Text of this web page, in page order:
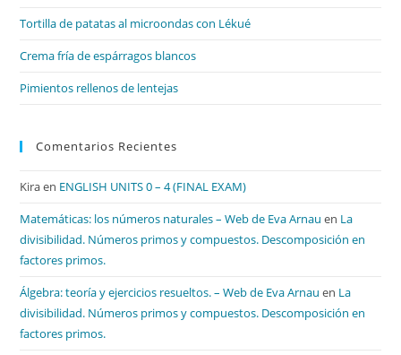
Tortilla de patatas al microondas con Lékué
Crema fría de espárragos blancos
Pimientos rellenos de lentejas
Comentarios Recientes
Kiraen ENGLISH UNITS 0 – 4 (FINAL EXAM)
Matemáticas: los números naturales – Web de Eva Arnau en La
divisibilidad. Números primos y compuestos. Descomposición en
factores primos.
Álgebra: teoría y ejercicios resueltos. – Web de Eva Arnau en La
divisibilidad. Números primos y compuestos. Descomposición en
factores primos.